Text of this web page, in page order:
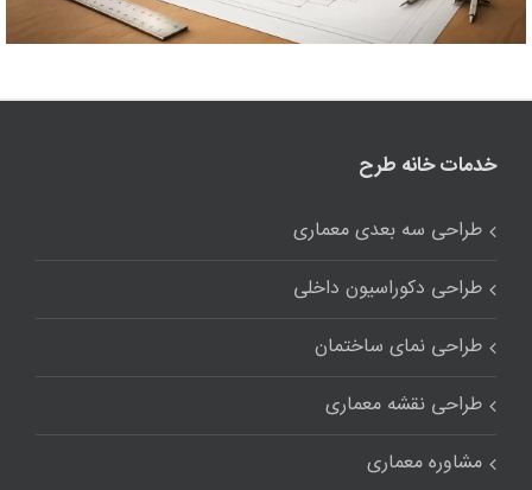
خدمات خانه طرح
طراحی سه بعدی معماری
طراحی دکوراسیون داخلی
طراحی نمای ساختمان
طراحی نقشه معماری
مشاوره معماری